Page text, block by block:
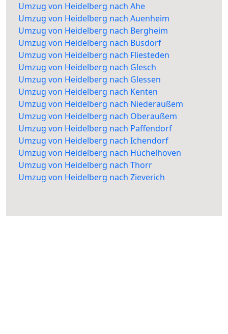
Umzug von Heidelberg nach Ahe
Umzug von Heidelberg nach Auenheim
Umzug von Heidelberg nach Bergheim
Umzug von Heidelberg nach Büsdorf
Umzug von Heidelberg nach Fliesteden
Umzug von Heidelberg nach Glesch
Umzug von Heidelberg nach Glessen
Umzug von Heidelberg nach Kenten
Umzug von Heidelberg nach Niederaußem
Umzug von Heidelberg nach Oberaußem
Umzug von Heidelberg nach Paffendorf
Umzug von Heidelberg nach Ichendorf
Umzug von Heidelberg nach Hüchelhoven
Umzug von Heidelberg nach Thorr
Umzug von Heidelberg nach Zieverich